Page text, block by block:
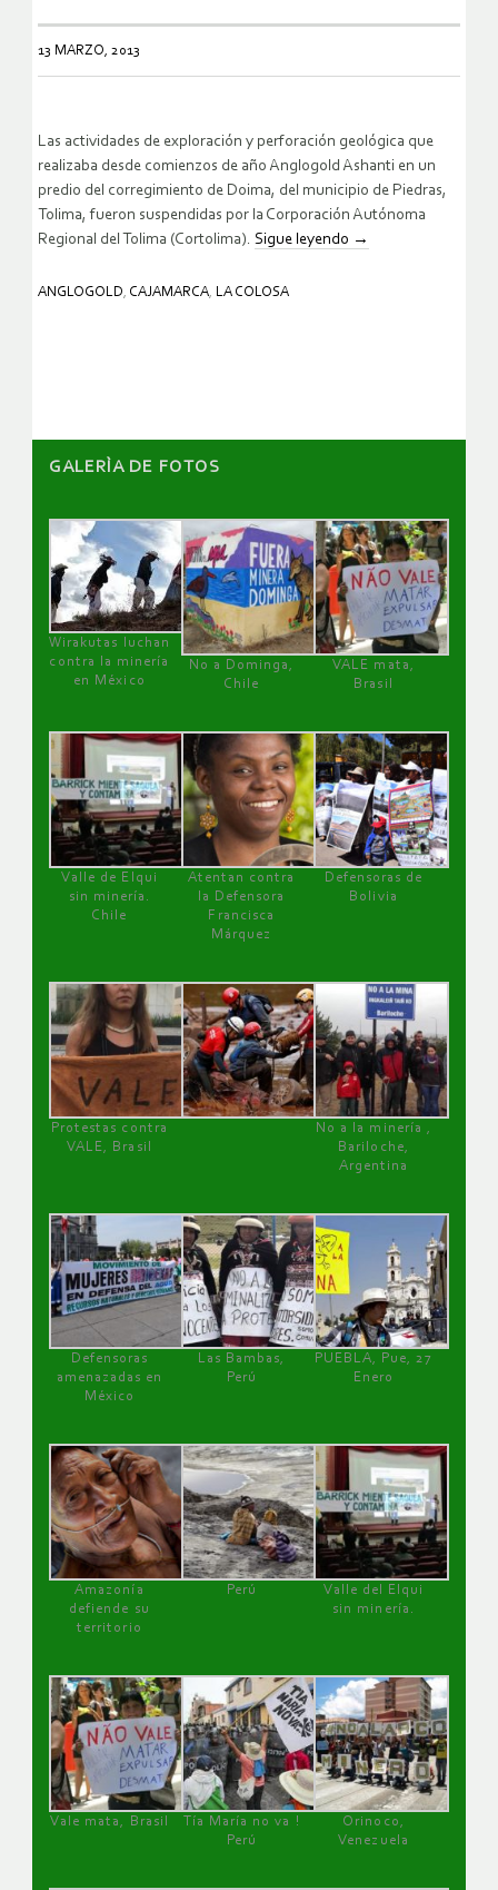
13 MARZO, 2013
Las actividades de exploración y perforación geológica que
realizaba desde comienzos de año Anglogold Ashanti en un
predio del corregimiento de Doima, del municipio de Piedras,
Tolima, fueron suspendidas por la Corporación Autónoma
Regional del Tolima (Cortolima). Sigue leyendo →
ANGLOGOLD, CAJAMARCA, LA COLOSA
GALERÌA DE FOTOS
Wirakutas luchan
contra la minería
en México
No a Dominga,
Chile
VALE mata,
Brasil
Valle de Elqui
sin minería.
Chile
Atentan contra
la Defensora
Francisca
Márquez
Defensoras de
Bolivia
Protestas contra
VALE, Brasil
No a la minería ,
Bariloche,
Argentina
Defensoras
amenazadas en
México
Las Bambas,
Perú
PUEBLA, Pue, 27
Enero
Amazonía
defiende su
territorio
Perú
Valle del Elqui
sin minería.
Vale mata, Brasil
Tía María no va !
Perú
Orinoco,
Venezuela